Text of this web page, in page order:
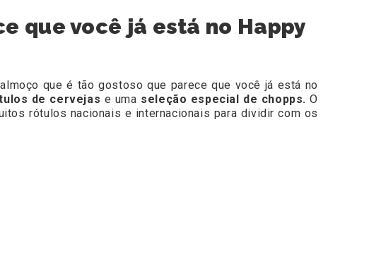
que você já está no Happy
que é tão gostoso que parece que você já está no
de cervejas e uma seleção especial de chopps.O
rótulos nacionais e internacionais para dividir com os